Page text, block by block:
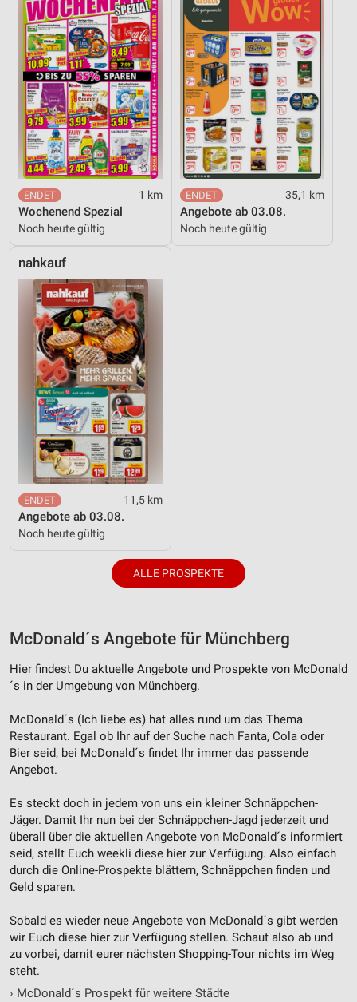
1 km
Wochenend Spezial
Noch heute gültig
35,1 km
Angebote ab 03.08.
Noch heute gültig
nahkauf
11,5 km
Angebote ab 03.08.
Noch heute gültig
ALLE PROSPEKTE
McDonald´s Angebote für Münchberg
Hier findest Du aktuelle Angebote und Prospekte von McDonald
´s in der Umgebung von Münchberg.
McDonald´s (Ich liebe es) hat alles rund um das Thema
Restaurant. Egal ob Ihr auf der Suche nach Fanta, Cola oder
Bier seid, bei McDonald´s findet Ihr immer das passende
Angebot.
Es steckt doch in jedem von uns ein kleiner Schnäppchen-
Jäger. Damit Ihr nun bei der Schnäppchen-Jagd jederzeit und
überall über die aktuellen Angebote von McDonald´s informiert
seid, stellt Euch weekli diese hier zur Verfügung. Also einfach
durch die Online-Prospekte blättern, Schnäppchen finden und
Geld sparen.
Sobald es wieder neue Angebote von McDonald´s gibt werden
wir Euch diese hier zur Verfügung stellen. Schaut also ab und
zu vorbei, damit eurer nächsten Shopping-Tour nichts im Weg
steht.
› McDonald´s Prospekt für weitere Städte
Funktional
Werbung